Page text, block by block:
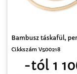
Bambusz táskafül,
Cikkszám V500218
-tól 1